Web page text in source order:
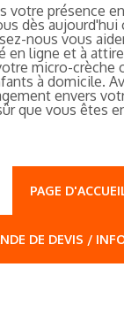
votre présence
dès aujourd'hui
nous vous
en ligne et à
micro-crèche
à domicile.
envers
que vous êtes
PAGE
DE DEVIS /